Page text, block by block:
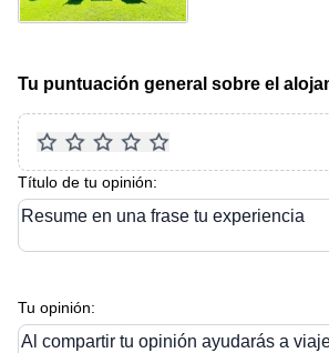
Tu puntuación general sobre el
Título de tu opinión:
Resume en una frase tu experiencia
Tu opinión:
Al compartir tu opinión ayudarás a